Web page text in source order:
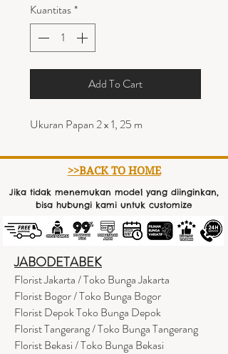
Kuantitas*
Add To Cart
Ukuran Papan 2 x 1, 25 m
>>BACK TO HOME
Jika tidak menemukan model yang diinginkan,
bisa hubungi kami untuk customize
JABODETABEK
Florist Jakarta / Toko Bunga Jakarta
Florist Bogor / Toko Bunga Bogor
Florist Depok Toko Bunga Depok
Florist Tangerang / Toko Bunga Tangerang
Florist Bekasi / Toko Bunga Bekasi